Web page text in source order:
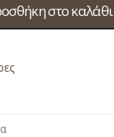
στο καλάθι